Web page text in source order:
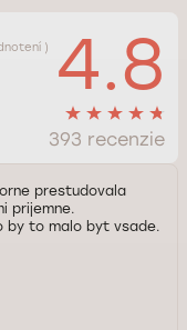
) 4.8
393 recenzie
prestudovala
prijemne.
by to malo byt vsade.